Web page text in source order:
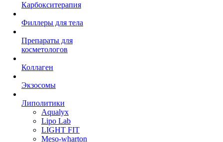
Карбокситерапия
Филлеры для тела
Препараты для
косметологов
Коллаген
Экзосомы
Липолитики
Aqualyx
Lipo Lab
LIGHT FIT
Meso-wharton